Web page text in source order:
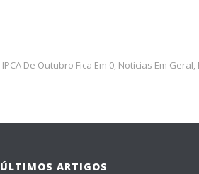
IPCA De Outubro Fica Em 0, Notícias Em Geral,
ÚLTIMOS ARTIGOS